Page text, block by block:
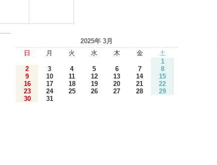
2025年 3月
日
月 火 水 木 金
土
1
2
3 4 5 6 7
8
9
10 11 12 13 14
15
16
17 18 19 20 21
22
23
24 25 26 27 28
29
30
31